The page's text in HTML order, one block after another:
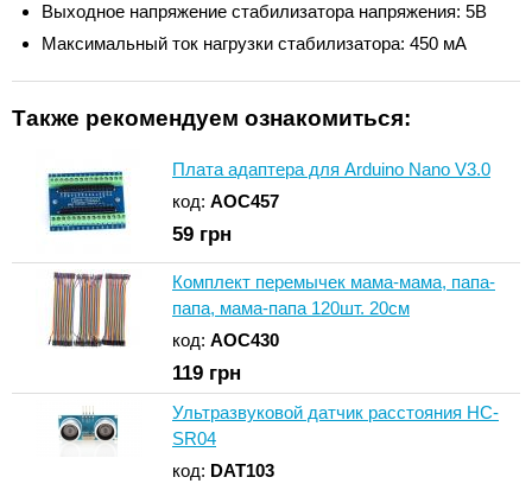
Выходное напряжение стабилизатора напряжения: 5В
Максимальный ток нагрузки стабилизатора: 450 мА
Также рекомендуем ознакомиться:
Плата адаптера для Arduino Nano V3.0
код: AOC457
59 грн
Комплект перемычек мама-мама, папа-
папа, мама-папа 120шт. 20см
код: AOC430
119 грн
Ультразвуковой датчик расстояния HC-
SR04
код: DAT103